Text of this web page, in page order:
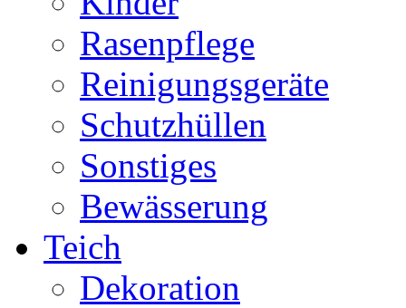
Rasenpflege
Reinigungsgeräte
Schutzhüllen
Sonstiges
Bewässerung
Teich
Dekoration